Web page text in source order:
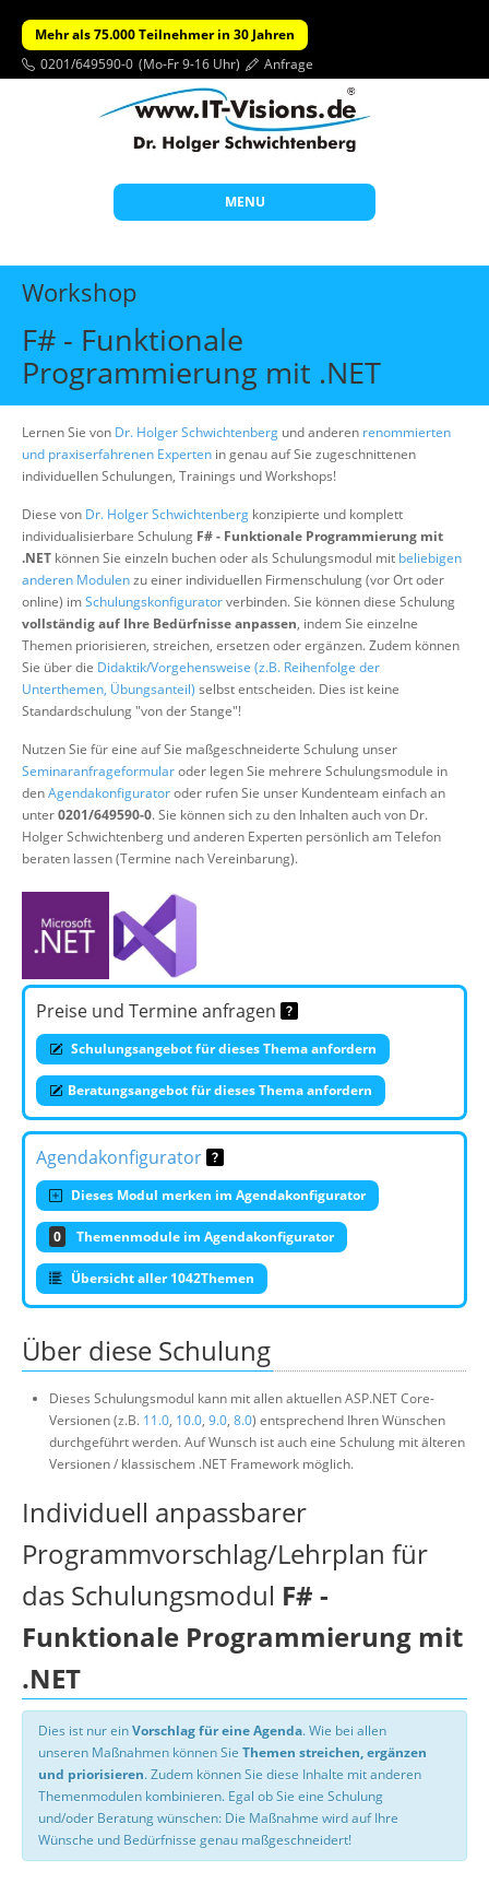
Mehr als 75.000 Teilnehmer in 30 Jahren
0201/649590-0 (Mo-Fr 9-16 Uhr) Anfrage
MENU
Start
Beratung
Individuelle Schulungen
Offene Seminare
Wissen
Suche
Workshop
F# - Funktionale
Programmierung mit .NET
Lernen Sie von Dr. Holger Schwichtenberg und anderen renommierten
und praxiserfahrenen Experten in genau auf Sie zugeschnittenen
individuellen Schulungen, Trainings und Workshops!
Diese von Dr. Holger Schwichtenberg konzipierte und komplett
individualisierbare Schulung F# - Funktionale Programmierung mit
.NET können Sie einzeln buchen oder als Schulungsmodul mit beliebigen
anderen Modulenzu einer individuellen Firmenschulung (vor Ort oder
online) imSchulungskonfiguratorverbinden. Sie können diese Schulung
vollständig auf Ihre Bedürfnisse anpassen, indem Sie einzelne
Themen priorisieren, streichen, ersetzen oder ergänzen. Zudem können
Sie über die Didaktik/Vorgehensweise (z.B. Reihenfolge der
Unterthemen, Übungsanteil) selbst entscheiden. Dies ist keine
Standardschulung "von der Stange"!
Nutzen Sie für eine auf Sie maßgeschneiderte Schulung unser
Seminaranfrageformularoder legen Sie mehrere Schulungsmodule in
denAgendakonfiguratoroder rufen Sie unser Kundenteam einfach an
unter0201/649590-0. Sie können sich zu den Inhalten auch von Dr.
Holger Schwichtenberg und anderen Experten persönlich am Telefon
beraten lassen (Termine nach Vereinbarung).
Preise und Termine anfragen
Schulungsangebot für dieses Thema anfordern
Beratungsangebot für dieses Thema anfordern
Agendakonfigurator
Dieses Modul merken im Agendakonfigurator
0 Themenmodule im Agendakonfigurator
Übersicht aller 1042Themen
Über diese Schulung
Dieses Schulungsmodul kann mit allen aktuellen ASP.NET Core-
Versionen (z.B. 11.0, 10.0, 9.0, 8.0) entsprechend Ihren Wünschen
durchgeführt werden. Auf Wunsch ist auch eine Schulung mit älteren
Versionen / klassischem .NET Framework möglich.
Individuell anpassbarer
Programmvorschlag/Lehrplan für
das Schulungsmodul F# -
Funktionale Programmierung mit
.NET
Dies ist nur einVorschlag für eine Agenda. Wie bei allen
unseren Maßnahmen können Sie Themen streichen, ergänzen
und priorisieren. Zudem können Sie diese Inhalte mit anderen
Themenmodulen kombinieren. Egal ob Sie eine Schulung
und/oder Beratung wünschen: Die Maßnahme wird auf Ihre
Wünsche und Bedürfnisse genau maßgeschneidert!